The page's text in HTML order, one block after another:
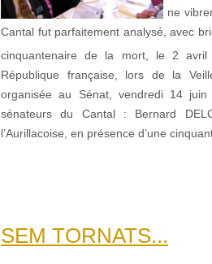
ne
Cantal fut parfaitement analysé, avec
cinquantenaire de la mort, le 2 avril
République française, lors de la
organisée au Sénat, vendredi 14
sénateurs du Cantal : Bernard
l’Aurillacoise, en présence d’une
SEM TORNATS...